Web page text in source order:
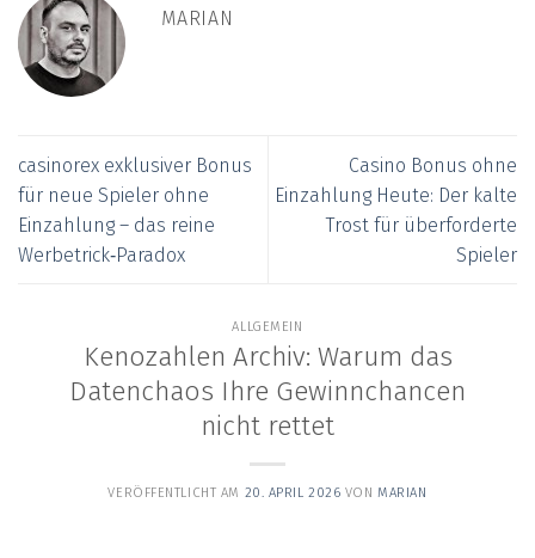
MARIAN
casinorex exklusiver Bonus
für neue Spieler ohne
Einzahlung – das reine
Werbetrick‑Paradox
Casino Bonus ohne
Einzahlung Heute: Der kalte
Trost für überforderte
Spieler
ALLGEMEIN
Kenozahlen Archiv: Warum das
Datenchaos Ihre Gewinnchancen
nicht rettet
VERÖFFENTLICHT AM 20. APRIL 2026 VONMARIAN